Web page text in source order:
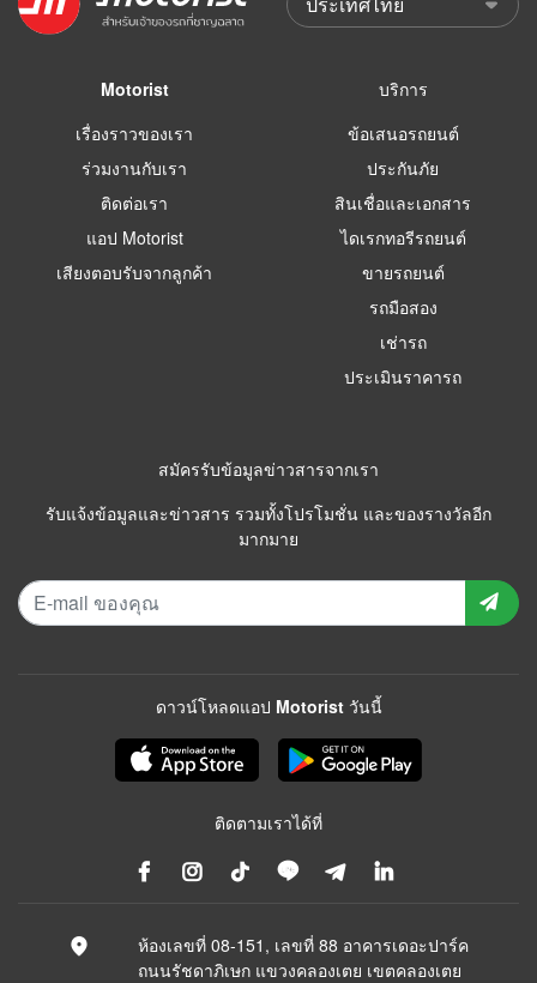
Motorist
เรื่องราวของเรา
ร่วมงานกับเรา
ติดต่อเรา
แอป Motorist
เสียงตอบรับจากลูกค้า
บริการ
ข้อเสนอรถยนต์
ประกันภัย
สินเชื่อและเอกสาร
ไดเรกทอรีรถยนต์
ขายรถยนต์
รถมือสอง
เช่ารถ
ประเมินราคารถ
สมัครรับข้อมูลข่าวสารจากเรา
รับแจ้งข้อมูลและข่าวสาร รวมทั้งโปรโมชั่น และของรางวัลอีก
มากมาย
ดาวน์โหลดแอป Motorist วันนี้
ติดตามเราได้ที่
ห้องเลขที่ 08-151, เลขที่ 88 อาคารเดอะปาร์ค
ถนนรัชดาภิเษก แขวงคลองเตย เขตคลองเตย